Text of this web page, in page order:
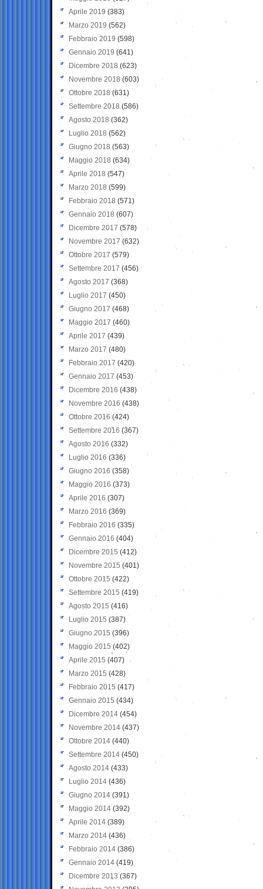
Aprile 2019 (383)
Marzo 2019 (562)
Febbraio 2019 (598)
Gennaio 2019 (641)
Dicembre 2018 (623)
Novembre 2018 (603)
Ottobre 2018 (631)
Settembre 2018 (586)
Agosto 2018 (362)
Luglio 2018 (562)
Giugno 2018 (563)
Maggio 2018 (634)
Aprile 2018 (547)
Marzo 2018 (599)
Febbraio 2018 (571)
Gennaio 2018 (607)
Dicembre 2017 (578)
Novembre 2017 (632)
Ottobre 2017 (579)
Settembre 2017 (456)
Agosto 2017 (368)
Luglio 2017 (450)
Giugno 2017 (468)
Maggio 2017 (460)
Aprile 2017 (439)
Marzo 2017 (480)
Febbraio 2017 (420)
Gennaio 2017 (453)
Dicembre 2016 (438)
Novembre 2016 (438)
Ottobre 2016 (424)
Settembre 2016 (367)
Agosto 2016 (332)
Luglio 2016 (336)
Giugno 2016 (358)
Maggio 2016 (373)
Aprile 2016 (307)
Marzo 2016 (369)
Febbraio 2016 (335)
Gennaio 2016 (404)
Dicembre 2015 (412)
Novembre 2015 (401)
Ottobre 2015 (422)
Settembre 2015 (419)
Agosto 2015 (416)
Luglio 2015 (387)
Giugno 2015 (396)
Maggio 2015 (402)
Aprile 2015 (407)
Marzo 2015 (428)
Febbraio 2015 (417)
Gennaio 2015 (434)
Dicembre 2014 (454)
Novembre 2014 (437)
Ottobre 2014 (440)
Settembre 2014 (450)
Agosto 2014 (433)
Luglio 2014 (436)
Giugno 2014 (391)
Maggio 2014 (392)
Aprile 2014 (389)
Marzo 2014 (436)
Febbraio 2014 (386)
Gennaio 2014 (419)
Dicembre 2013 (367)